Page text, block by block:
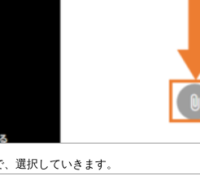
選択していきます。